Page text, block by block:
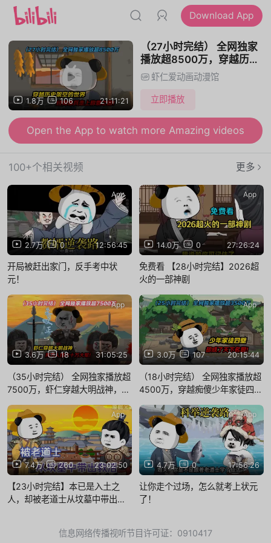
Download App
1.8万 106 21:11:21
（27小时完结） 全网独家
播放超8500万，穿越历史
架空的世界，经商练兵走上
称霸之路！
虾仁爱动画动漫馆
立即播放
Open the App to watch more Amazing videos
100+个相关视频 更多
2.7万 0 12:56:45
App
开局被赶出家门，反手考中状
元！
14.0万 0 27:26:24
App
免费看 【28小时完结】2026超
火的一部神剧
3.6万 18 31:05:25
App
（35小时完结） 全网独家播放超
7500万，虾仁穿越大明战神，两
3.0万 107 20:15:44
App
（18小时完结） 全网独家播放超
4500万，穿越痴傻少年家徒四
7.4万 260 23:02:50
App
【23小时完结】本已是入土之
人，却被老道士从坟墓中带出救
4.7万 0 17:56:26
App
让你走个过场，怎么就考上状元
了！
信息网络传播视听节目许可证：0910417